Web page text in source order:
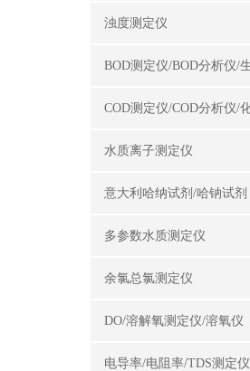
浊度测定仪
水质离子测定仪
意大利哈纳试剂/哈钠试剂
多参数水质测定仪
余氯总氯测定仪
DO/溶解氧测定仪/溶氧仪
电导率/电阻率/TDS测定仪